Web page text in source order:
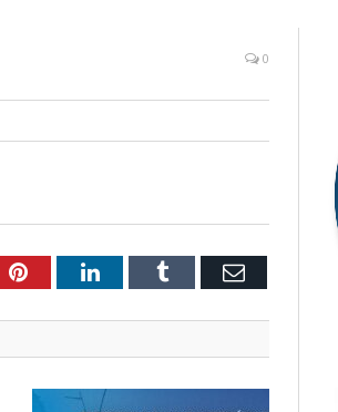
0
PinterestLinkedInTumblr Email